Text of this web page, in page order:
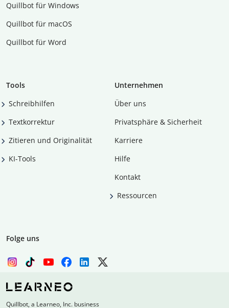
Quillbot für Windows
Quillbot für macOS
Quillbot für Word
Tools
Schreibhilfen
Textkorrektur
Zitieren und Originalität
KI-Tools
Unternehmen
Über uns
Privatsphäre & Sicherheit
Karriere
Hilfe
Kontakt
Ressourcen
Folge uns
Quillbot, a Learneo, Inc. business